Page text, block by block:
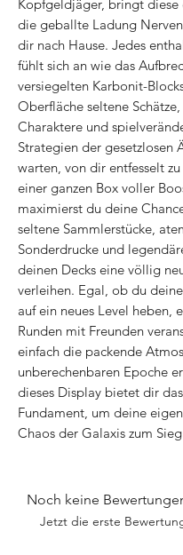
Kopfgeldjäger, bringt diese
die geballte Ladung
dir nach Hause. Jedes
fühlt sich an wie das
versiegelten Karbonit-
Oberfläche seltene
Charaktere und
Strategien der gesetzlosen
warten, von dir entfesselt
einer ganzen Box voller
maximierst du deine
seltene Sammlerstücke,
Sonderdrucke und
deinen Decks eine völlig
verleihen. Egal, ob du
auf ein neues Level heben,
Runden mit Freunden
einfach die packende
unberechenbaren Epoche
dieses Display bietet dir
Fundament, um deine
Chaos der Galaxis zum
Noch keine
Jetzt die erste